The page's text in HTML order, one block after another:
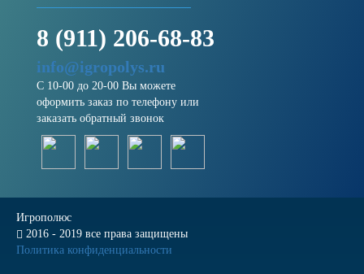
8 (911) 206-68-83
info@igropolys.ru
С 10-00 до 20-00 Вы можете
оформить заказ по телефону или
заказать обратный звонок
Игрополюс
2016 - 2019 все права защищены
Политика конфиденциальности